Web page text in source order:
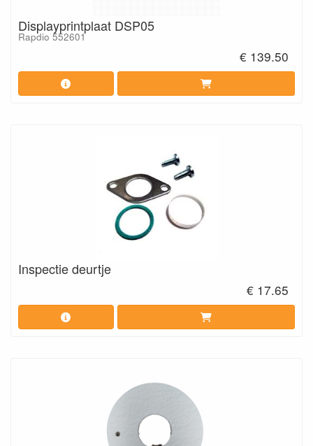
Displayprintplaat DSP05
Rapdio 552601
€ 139.50
Inspectie deurtje
€ 17.65